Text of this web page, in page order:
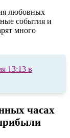
любовных
события и
много
13:13 в
часах